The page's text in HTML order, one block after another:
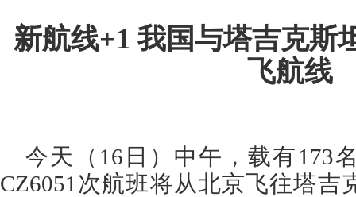
新航线+1 我国与塔吉克斯
飞航线
今天（16日）中午，载有173
CZ6051次航班将从北京飞往塔吉